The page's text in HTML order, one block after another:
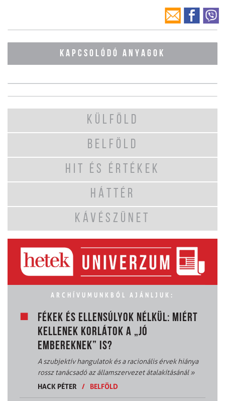
KAPCSOLÓDÓ ANYAGOK
KÜLFÖLD
BELFÖLD
HIT ÉS ÉRTÉKEK
HÁTTÉR
KÁVÉSZÜNET
ARCHÍVUMUNKBÓL AJÁNLJUK:
FÉKEK ÉS ELLENSÚLYOK NÉLKÜL: MIÉRT
KELLENEK KORLÁTOK A „JÓ
EMBEREKNEK” IS?
A szubjektív hangulatok és a racionális érvek hiánya
rossz tanácsadó az államszervezet átalakításánál»
HACK PÉTER
/ BELFÖLD